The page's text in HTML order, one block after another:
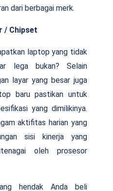
dari berbagai merk.
/ Chipset
laptop yang tidak
lega bukan? Selain
layar yang besar juga
baru pastikan untuk
yang dimilikinya.
aktifitas harian yang
sisi kinerja yang
oleh prosesor
hendak Anda beli